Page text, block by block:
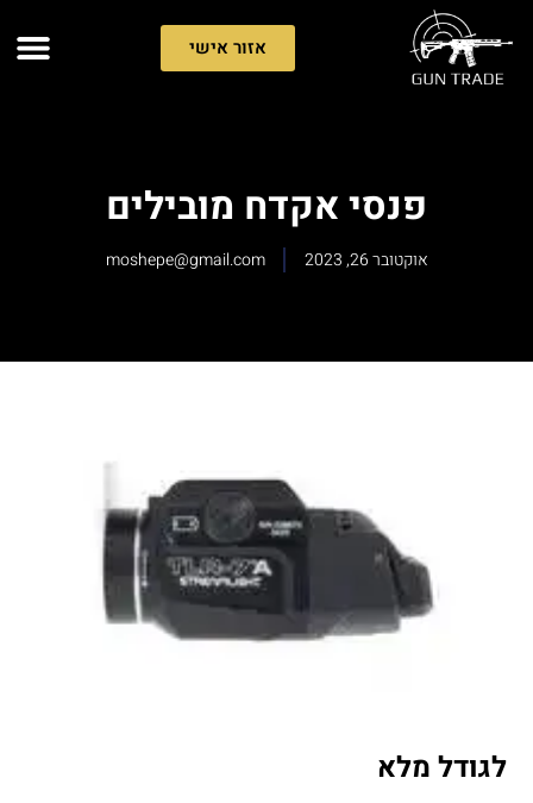
אזור אישי
פנסי אקדח מובילים
אוקטובר 26, 2023 moshepe@gmail.com
לגודל מלא